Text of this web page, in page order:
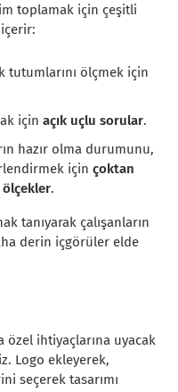
toplamak için çeşitli
tutumlarını ölçmek için
içinaçık uçlu sorular.
hazır olma durumunu,
içinçoktan
.
tanıyarak çalışanların
derin içgörüler elde
özel ihtiyaçlarına uyacak
Logo ekleyerek,
seçerek tasarımı